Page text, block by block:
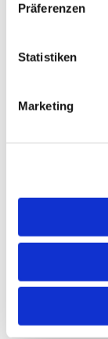
Präferenzen
Statistiken
Marketing